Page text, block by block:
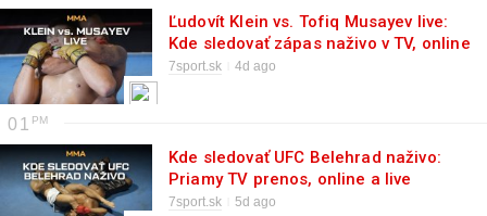
Ľudovít Klein vs. Tofiq Musayev live:
Kde sledovať zápas naživo v TV, online
a cez live stream
7sport.sk 4d ago
01
Kde sledovať UFC Belehrad naživo:
Priamy TV prenos, online a live
stream
7sport.sk 5d ago